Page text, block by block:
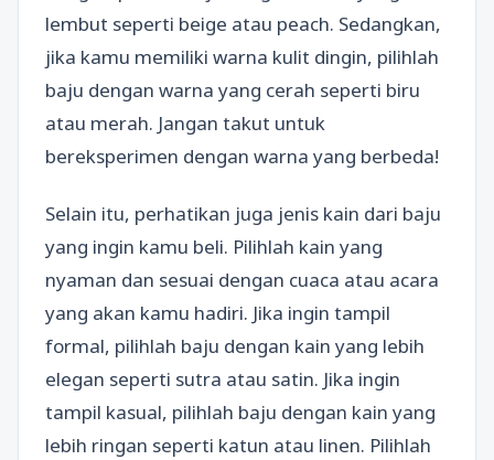
lembut seperti beige atau peach. Sedangkan,
jika kamu memiliki warna kulit dingin, pilihlah
baju dengan warna yang cerah seperti biru
atau merah. Jangan takut untuk
bereksperimen dengan warna yang berbeda!
Selain itu, perhatikan juga jenis kain dari baju
yang ingin kamu beli. Pilihlah kain yang
nyaman dan sesuai dengan cuaca atau acara
yang akan kamu hadiri. Jika ingin tampil
formal, pilihlah baju dengan kain yang lebih
elegan seperti sutra atau satin. Jika ingin
tampil kasual, pilihlah baju dengan kain yang
lebih ringan seperti katun atau linen. Pilihlah